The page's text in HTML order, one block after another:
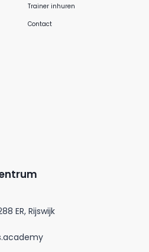
Trainer inhuren
Contact
ER, Rijswijk